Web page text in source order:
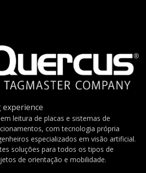
leitura de placas e sistemas de
com tecnologia própria
especializados em visão artificial.
soluções para todos os tipos de
de orientação e mobilidade.